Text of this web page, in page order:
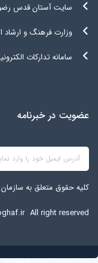
سایت آستان قدس
وزارت فرهنگ و ارشاد
سامانه تدارکات
عضویت در خبرنامه
کلیه حقوق متعلق به
All right reserved